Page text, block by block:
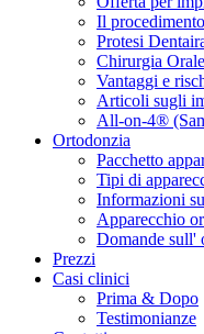
Il procedimento
Protesi
Chirurgia Orale
Vantaggi e
Articoli sugli
All-on-4®
Ortodonzia
Pacchetto
Tipi di
Informazioni
Apparecchio
Domande sull'
Prezzi
Casi clinici
Prima & Dopo
Testimonianze